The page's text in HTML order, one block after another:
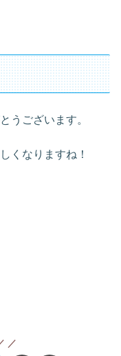
うございます。
くなりますね！